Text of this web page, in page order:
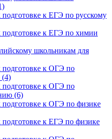
подготовке к ЕГЭ по русскому
подготовке к ЕГЭ по химии
школьникам для
подготовке к ОГЭ по
(4)
подготовке к ОГЭ по
(6)
подготовке к ОГЭ по физике
подготовке к ЕГЭ по физике